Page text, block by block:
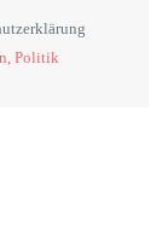
Politik